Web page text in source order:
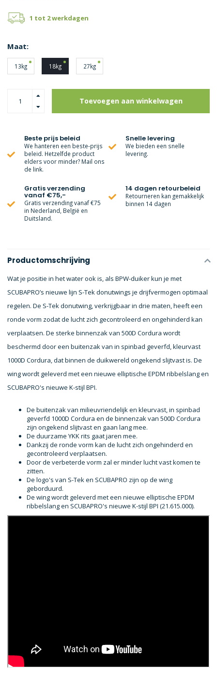
1 tot 2 werkdagen
Maat:
13kg 18kg 27kg
Toevoegen aan winkelwagen
Beste prijs beleid
We hanteren een beste-prijs
beleid. Hetzelfde product
elders voor minder? Mail ons
de link.
Snelle levering
We bieden een snelle
levering.
Gratis verzending
vanaf €75,-
Gratis verzending vanaf €75
in Nederland, België en
Duitsland.
14 dagen retourbeleid
Retourneren kan gemakkelijk
binnen 14 dagen
Productomschrijving
Wat je positie in het water ook is, als BPW-duiker kun je met
SCUBAPRO’s nieuwe lijn S-Tek donutwings je drijfvermogen optimaal
regelen. De S-Tek donutwing, verkrijgbaar in drie maten, heeft een
ronde vorm zodat de lucht zich gecontroleerd en ongehinderd kan
verplaatsen. De sterke binnenzak van 500D Cordura wordt
beschermd door een buitenzak van in spinbad geverfd, kleurvast
1000D Cordura, dat binnen de duikwereld ongekend slijtvast is. De
wing wordt geleverd met een nieuwe elliptische EPDM ribbelslang en
SCUBAPRO's nieuwe K-stijl BPI.
De buitenzak van milieuvriendelijk en kleurvast, in spinbad
geverfd 1000D Cordura en de binnenzak van 500D Cordura
zijn ongekend slijtvast en gaan lang mee.
De duurzame YKK rits gaat jaren mee.
Dankzij de ronde vorm kan de lucht zich ongehinderd en
gecontroleerd verplaatsen.
Door de verbeterde vorm zal er minder lucht vast komen te
zitten.
De logo's van S-Tek en SCUBAPRO zijn op de wing
geborduurd.
De wing wordt geleverd met een nieuwe elliptische EPDM
ribbelslang en SCUBAPRO's nieuwe K-stijl BPI (21.615.000).